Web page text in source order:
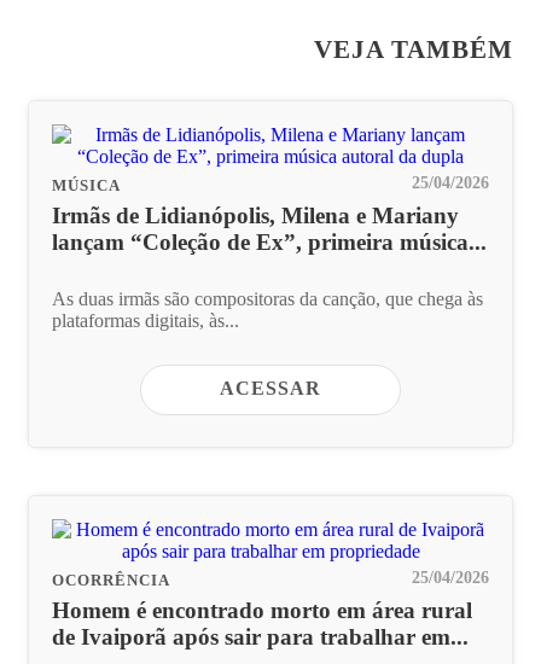
VEJA TAMBÉM
MÚSICA 25/04/2026
Irmãs de Lidianópolis, Milena e Mariany
lançam “Coleção de Ex”, primeira música...
As duas irmãs são compositoras da canção, que chega às
plataformas digitais, às...
ACESSAR
OCORRÊNCIA 25/04/2026
Homem é encontrado morto em área rural
de Ivaiporã após sair para trabalhar em...